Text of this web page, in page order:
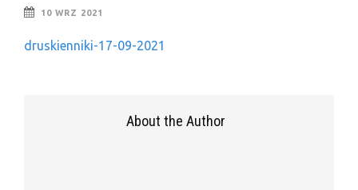
10 WRZ 2021
druskienniki-17-09-2021
About the Author